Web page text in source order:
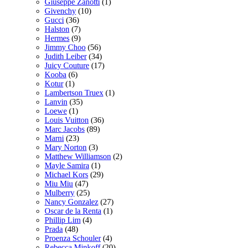
Giuseppe Zanotti (1)
Givenchy (10)
Gucci (36)
Halston (7)
Hermes (9)
Jimmy Choo (56)
Judith Leiber(34)
Juicy Couture (17)
Kooba (6)
Kotur(1)
Lambertson Truex (1)
Lanvin (35)
Loewe (1)
Louis Vuitton (36)
Marc Jacobs (89)
Marni (23)
Mary Norton (3)
Matthew Williamson (2)
Mayle Samira (1)
Michael Kors (29)
Miu Miu (47)
Mulberry (25)
Nancy Gonzalez (27)
Oscar de la Renta (1)
Phillip Lim (4)
Prada (48)
Proenza Schouler(4)